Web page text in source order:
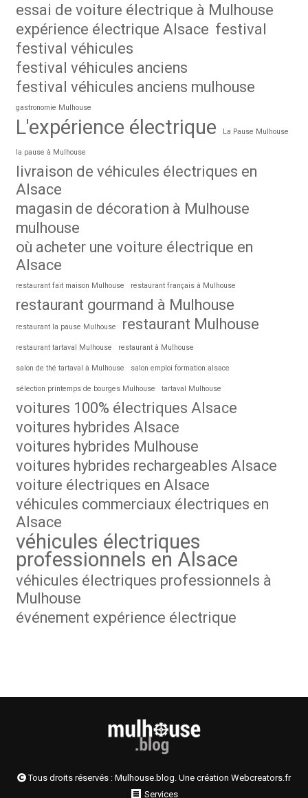
essai de voiture électrique à Mulhouse
expérience électrique Alsace festival
festival véhicules
festival véhicules anciens
festival véhicules anciens mulhouse
gastronomie Mulhouse
L'expérience électrique La Pause Mulhouse
la pause à Mulhouse
livraison de véhicules électriques en
Alsace
magasin de décoration à Mulhouse
mulhouse
où acheter une voiture électrique en
Alsace
restaurant fait maison Mulhouse restaurant français à Mulhouse
restaurant gourmand à Mulhouse
restaurant la pause Mulhouse restaurant Mulhouse
restaurant tartaval Mulhouse restaurant à Mulhouse
salon de thé tartaval à Mulhouse salon emploi formation alsace
sélection printemps de bourges Mulhouse tartaval Mulhouse
voitures 100% électriques Alsace
voitures hybrides Alsace
voitures hybrides Mulhouse
voitures hybrides rechargeables Alsace
voiture électriques en Alsace
véhicules commerciaux électriques en
Alsace
véhicules électriques
professionnels en Alsace
véhicules électriques professionnels à
Mulhouse
événement expérience électrique
Tous droits réservés : Mulhouse.blog. Une création Webcreators.fr
Services